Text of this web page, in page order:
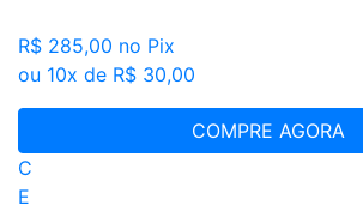
R$ 285,00 no Pix
ou 10x de R$ 30,00
COMPRE AGORA
C
E